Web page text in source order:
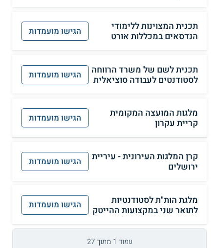
תכנית המצוינות ללימודי
הנדסאים במכללות אורט
הגישו מועמדות
תכנית לשם של משרד הרווחה
לסטודנטים לעבודה סוציאלית
הגישו מועמדות
מלגות המועצה המקומית
קריית עקרון
הגישו מועמדות
קרן המלגות העירונית - עיריית
ירושלים
הגישו מועמדות
מלגת הות"ת לסטודנטיות
לתואר שני במקצועות ההייטק
הגישו מועמדות
עמוד 1 מתוך 27